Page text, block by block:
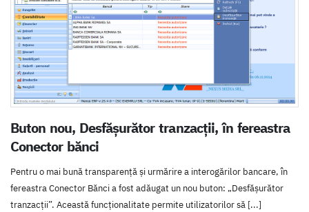
Buton nou, Desfășurător tranzacții, în fereastra
Conector bănci
Pentru o mai bună transparență și urmărire a interogărilor bancare, în
fereastra Conector Bănci a fost adăugat un nou buton: „Desfășurător
tranzacții”. Această funcționalitate permite utilizatorilor să [...]